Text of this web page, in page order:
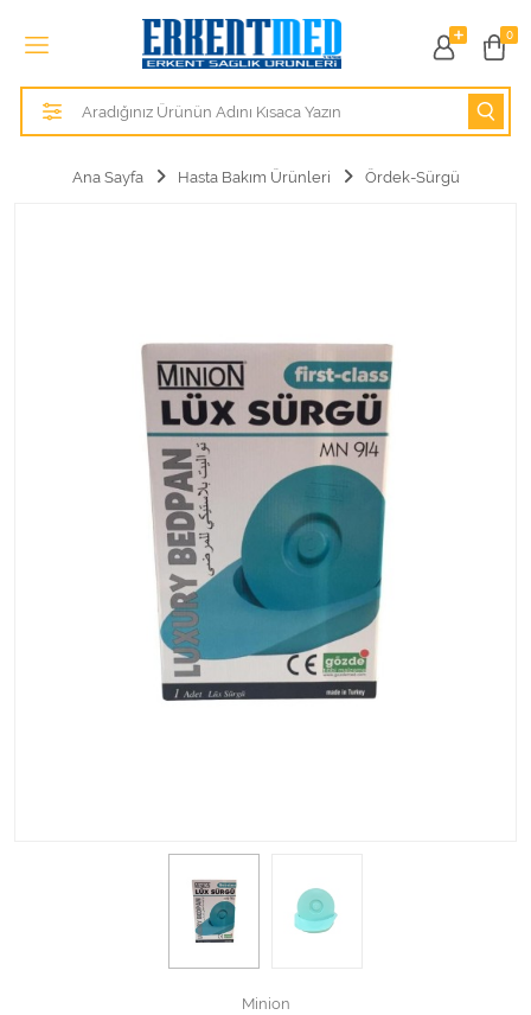
0
Tüm Kategoriler
Alezler
Hasta Bakım Ürünleri
Hastane Mobilyaları
Kişisel Bakım ve Sağlık
Kişisel Bakım ve Sağlık
Ana Sayfa Hasta Bakım Ürünleri Ördek-Sürgü
Minion